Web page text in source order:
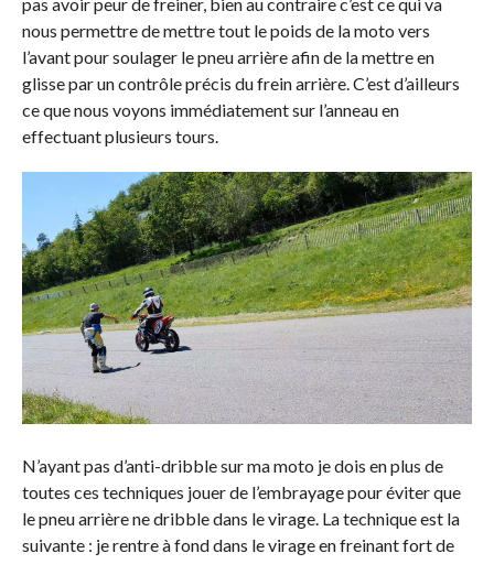
nous permettre de mettre tout le poids de la moto vers
l’avant pour soulager le pneu arrière afin de la mettre en
glisse par un contrôle précis du frein arrière. C’est d’ailleurs
ce que nous voyons immédiatement sur l’anneau en
effectuant plusieurs tours.
N’ayant pas d’anti-dribble sur ma moto je dois en plus de
toutes ces techniques jouer de l’embrayage pour éviter que
le pneu arrière ne dribble dans le virage. La technique est la
suivante : je rentre à fond dans le virage en freinant fort de